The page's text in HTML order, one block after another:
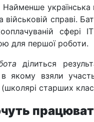
Найменше українська
військовій справі.
для першої роботи.
ділиться
в якому взяли
(школярі старших